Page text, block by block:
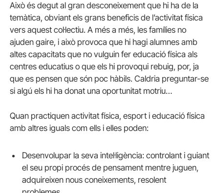
Això és degut al gran desconeixement que hi ha de la
temàtica, obviant els grans beneficis de l’activitat física
vers aquest col·lectiu. A més a més, les famílies no
ajuden gaire, i això provoca que hi hagi alumnes amb
altes capacitats que no vulguin fer educació física als
centres educatius o que els hi provoqui rebuig, por, ja
que es pensen que són poc hàbils. Caldria preguntar-se
si algú els hi ha donat una oportunitat motriu…
Quan practiquen activitat física, esport i educació física
amb altres iguals com ells i elles poden:
Desenvolupar la seva intel·ligència: controlant i guiant
el seu propi procés de pensament mentre juguen,
adquireixen nous coneixements, resolent